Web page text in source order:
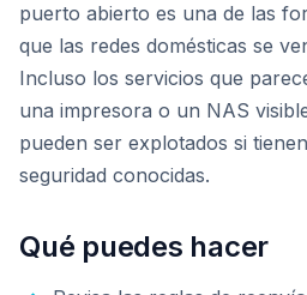
puerto abierto es una de las
que las redes domésticas se
Incluso los servicios que
una impresora o un NAS
pueden ser explotados si
seguridad conocidas.
Qué puedes hacer